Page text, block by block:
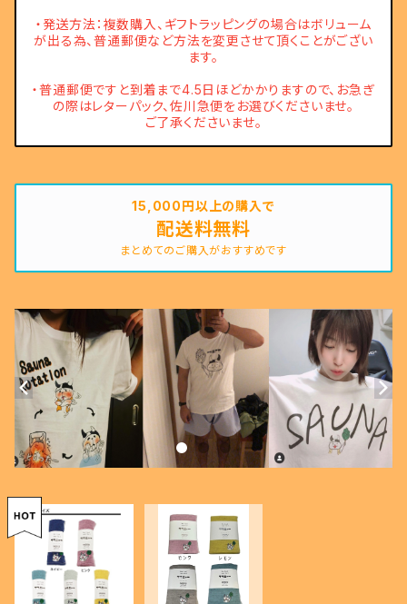
・発送方法：複数購入、ギフトラッピングの場合はボリューム
が出る為、普通郵便など方法を変更させて頂くことがござい
ます。
・普通郵便ですと到着まで4.5日ほどかかりますので、お急ぎ
の際はレターパック、佐川急便をお選びくださいませ。
ご了承くださいませ。
15,000円以上の購入で
配送料無料
まとめてのご購入がおすすめです